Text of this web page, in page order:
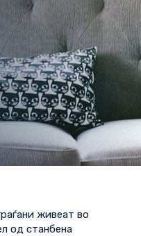
живеат во
од станбена